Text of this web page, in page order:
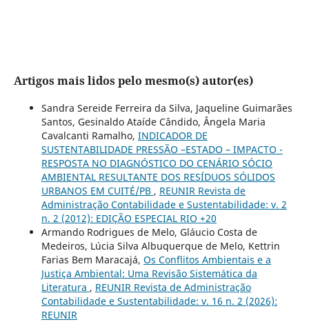
Artigos mais lidos pelo mesmo(s) autor(es)
Sandra Sereide Ferreira da Silva, Jaqueline Guimarães
Santos, Gesinaldo Ataíde Cândido, Ângela Maria
Cavalcanti Ramalho, INDICADOR DE
SUSTENTABILIDADE PRESSÃO –ESTADO – IMPACTO -
RESPOSTA NO DIAGNÓSTICO DO CENÁRIO SÓCIO
AMBIENTAL RESULTANTE DOS RESÍDUOS SÓLIDOS
URBANOS EM CUITÉ/PB , REUNIR Revista de
Administração Contabilidade e Sustentabilidade: v. 2
n. 2 (2012): EDIÇÃO ESPECIAL RIO +20
Armando Rodrigues de Melo, Gláucio Costa de
Medeiros, Lúcia Silva Albuquerque de Melo, Kettrin
Farias Bem Maracajá, Os Conflitos Ambientais e a
Justiça Ambiental: Uma Revisão Sistemática da
Literatura , REUNIR Revista de Administração
Contabilidade e Sustentabilidade: v. 16 n. 2 (2026):
REUNIR